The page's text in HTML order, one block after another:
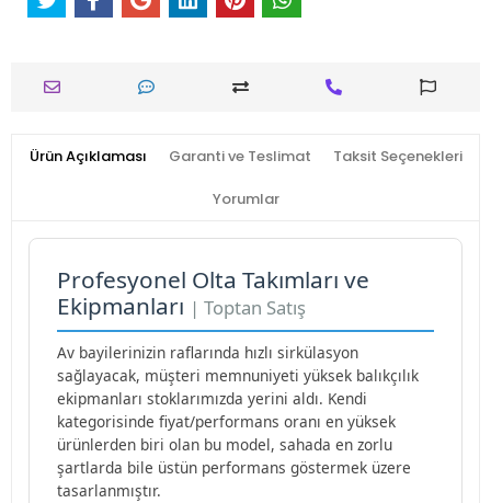
Ürün Açıklaması Garanti ve Teslimat Taksit Seçenekleri
Yorumlar
Profesyonel Olta Takımları ve
Ekipmanları | Toptan Satış
Av bayilerinizin raflarında hızlı sirkülasyon
sağlayacak, müşteri memnuniyeti yüksek balıkçılık
ekipmanları stoklarımızda yerini aldı. Kendi
kategorisinde fiyat/performans oranı en yüksek
ürünlerden biri olan bu model, sahada en zorlu
şartlarda bile üstün performans göstermek üzere
tasarlanmıştır.